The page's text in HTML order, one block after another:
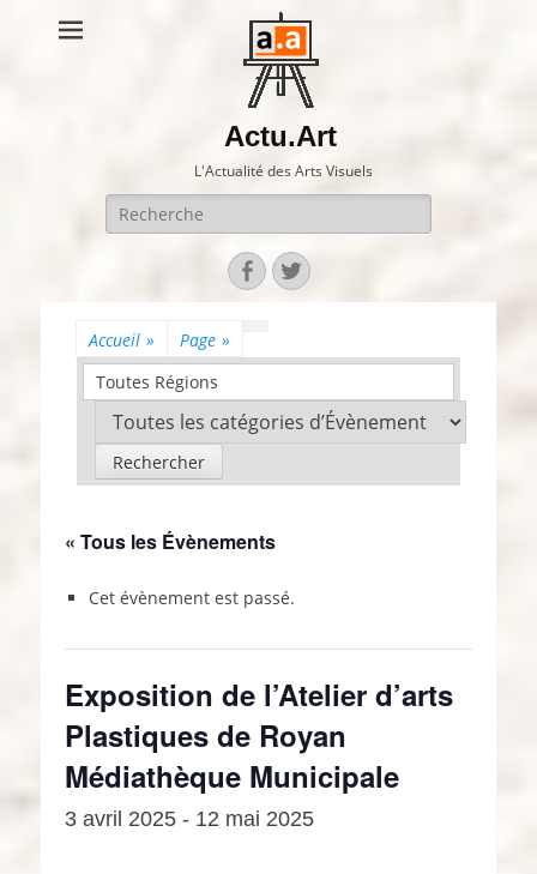
Actu.Art
L'Actualité des Arts Visuels
Recherche
pour:
Facebook
Twitter
Accueil » Page »
Toutes Régions
« Tous les Évènements
Cet évènement est passé.
Exposition de l’Atelier d’arts
Plastiques de Royan
Médiathèque Municipale
3 avril 2025 - 12 mai 2025